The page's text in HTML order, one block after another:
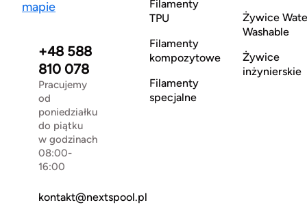
mapie
+48 588
810 078
Pracujemy
od
poniedziałku
do piątku
w godzinach
08:00-
16:00
kontakt@nextspool.pl
Filamenty
TPU
Filamenty
kompozytowe
Filamenty
specjalne
Żywice
Washable
Żywice
inżynierskie